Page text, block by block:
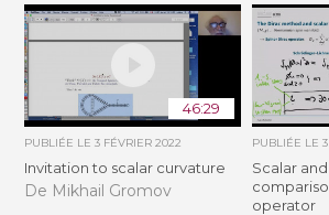
46:29
PUBLIÉE LE3 FÉVRIER 2022
Invitation to scalar curvature
De Mikhail Gromov
PUBLIÉE LE
Scalar
operator